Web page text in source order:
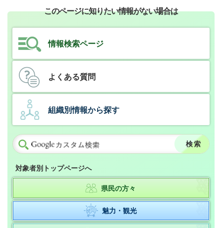
このページに知りたい情報がない場合は
情報検索ページ
よくある質問
組織別情報から探す
対象者別トップページへ
県民の方々
魅力・観光